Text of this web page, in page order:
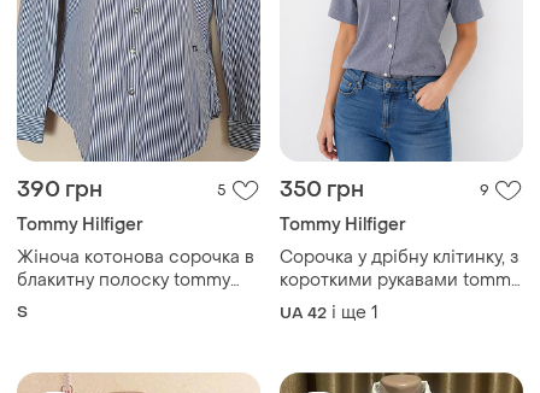
390 грн 5
Tommy Hilfiger
Жіноча котонова сорочка в
блакитну полоску tommy
hilfiger
S
350 грн 9
Tommy Hilfiger
Сорочка у дрібну клітинку, з
короткими рукавами tommy
hilfiger.
UA 42 і ще 1